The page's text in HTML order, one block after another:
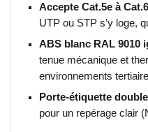
Accepte Cat.5e à
UTP ou STP s’y loge,
ABS blanc RAL 9010
tenue mécanique et
environnements
Porte-étiquette double
pour un repérage clair